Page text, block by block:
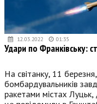
12.03.2022 01:35
Удари по Франківську:
На світанку, 11
бомбардувальників
ракетами містах Луцьк,